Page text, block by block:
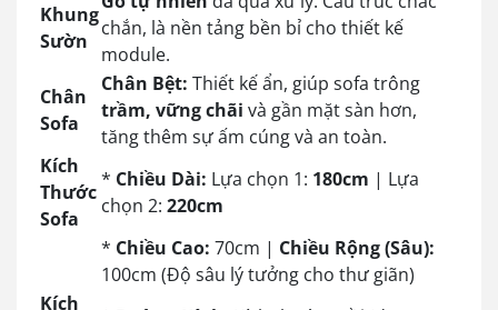
Khung
Sườn
chắn, là nền tảng bền bỉ cho thiết kế
module.
Chân
Sofa
Chân Bệt: Thiết kế ẩn, giúp sofa trông
trầm, vững chãi và gần mặt sàn hơn,
tăng thêm sự ấm cúng và an toàn.
Kích
Thước
Sofa
* Chiều Dài: Lựa chọn 1: 180cm | Lựa
chọn 2: 220cm
* Chiều Cao: 70cm | Chiều Rộng (Sâu):
100cm (Độ sâu lý tưởng cho thư giãn)
Kích